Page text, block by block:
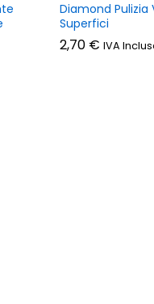
Diamond Pulizia
Superfici
2,70 € IVA